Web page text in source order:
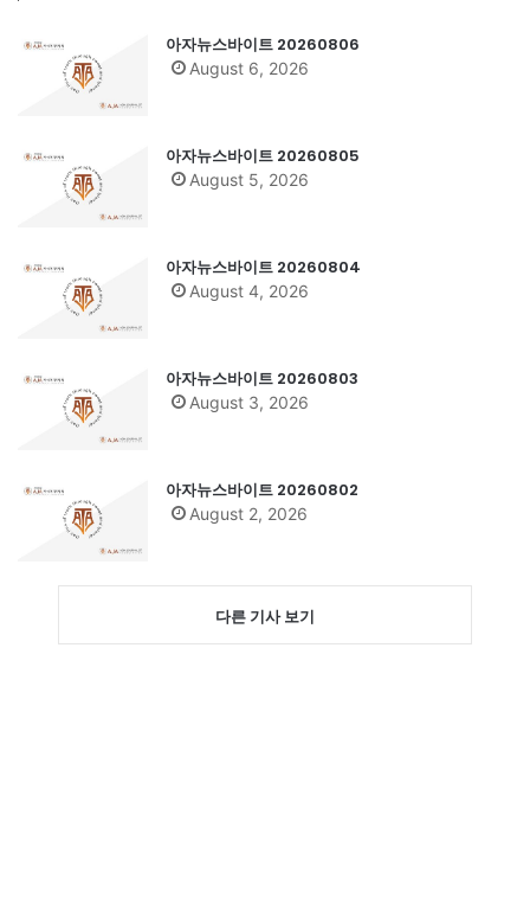
아자뉴스바이트 20260806
August 6, 2026
아자뉴스바이트 20260805
August 5, 2026
아자뉴스바이트 20260804
August 4, 2026
아자뉴스바이트 20260803
August 3, 2026
아자뉴스바이트 20260802
August 2, 2026
다른 기사 보기